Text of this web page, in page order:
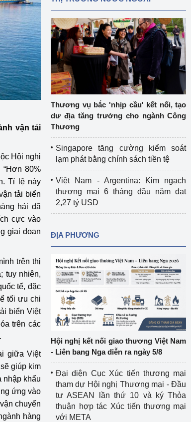
đăng ký, hoạt
bị, dụng cụ điện
không có nguy
chữa chai chứa
bồi dưỡng
kỹ thuật an toàn
trường
– châu Mỹ
vận tải
Hội nghị
80%
Tỉ lệ này
tải biển
hải đã
cực vào
giai đoạn
trên thị
tuy nhiên,
tế, đặc
tối ưu chi
biển Việt
trên các
giữa Việt
giúp kim
nhập khẩu
ứng vào
chuyển
hàng
Thương vụ bắc 'nhịp cầu' kết nối, tạo
dư địa tăng trưởng cho ngành Công
Thương
Singapore tăng cường kiểm soát
lạm phát bằng chính sách tiền tệ
Việt Nam - Argentina: Kim ngạch
thương mại 6 tháng đầu năm đạt
2,27 tỷ USD
ĐỊA PHƯƠNG
Hội nghị kết nối giao thương Việt Nam
- Liên bang Nga diễn ra ngày 5/8
Đại diện Cục Xúc tiến thương mại
tham dự Hội nghị Thương mại - Đầu
tư ASEAN lần thứ 10 và ký Thỏa
thuận hợp tác Xúc tiến thương mại
với META